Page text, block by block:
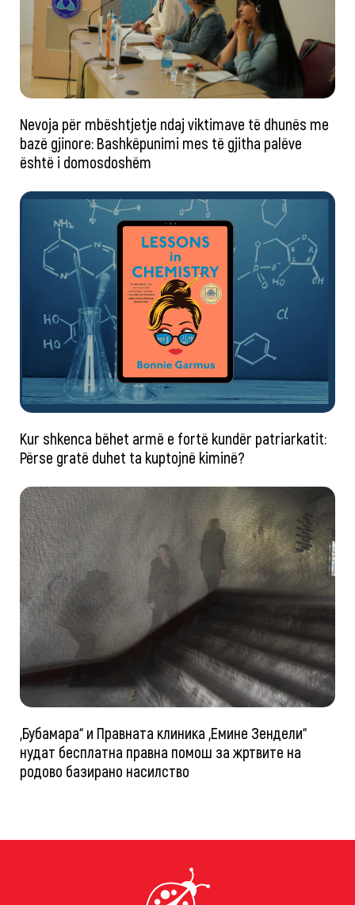
Nevoja për mbështjetje ndaj viktimave të dhunës me
bazë gjinore: Bashkëpunimi mes të gjitha palëve
është i domosdoshëm
Kur shkenca bëhet armë e fortë kundër patriarkatit:
Përse gratë duhet ta kuptojnë kiminë?
„Бубамара“ и Правната клиника „Емине Зендели“
нудат бесплатна правна помош за жртвите на
родово базирано насилство